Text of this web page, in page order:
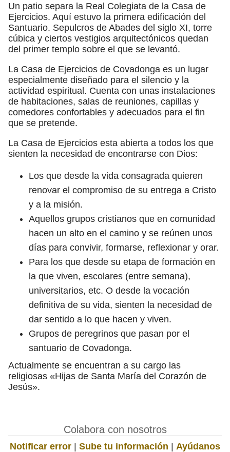
Un patio separa la Real Colegiata de la Casa de
Ejercicios. Aquí estuvo la primera edificación del
Santuario. Sepulcros de Abades del siglo XI, torre
cúbica y ciertos vestigios arquitectónicos quedan
del primer templo sobre el que se levantó.
La Casa de Ejercicios de Covadonga es un lugar
especialmente diseñado para el silencio y la
actividad espiritual. Cuenta con unas instalaciones
de habitaciones, salas de reuniones, capillas y
comedores confortables y adecuados para el fin
que se pretende.
La Casa de Ejercicios esta abierta a todos los que
sienten la necesidad de encontrarse con Dios:
Los que desde la vida consagrada quieren
renovar el compromiso de su entrega a Cristo
y a la misión.
Aquellos grupos cristianos que en comunidad
hacen un alto en el camino y se reúnen unos
días para convivir, formarse, reflexionar y orar.
Para los que desde su etapa de formación en
la que viven, escolares (entre semana),
universitarios, etc. O desde la vocación
definitiva de su vida, sienten la necesidad de
dar sentido a lo que hacen y viven.
Grupos de peregrinos que pasan por el
santuario de Covadonga.
Actualmente se encuentran a su cargo las
religiosas «Hijas de Santa María del Corazón de
Jesús».
Colabora con nosotros
Notificar error | Sube tu información | Ayúdanos